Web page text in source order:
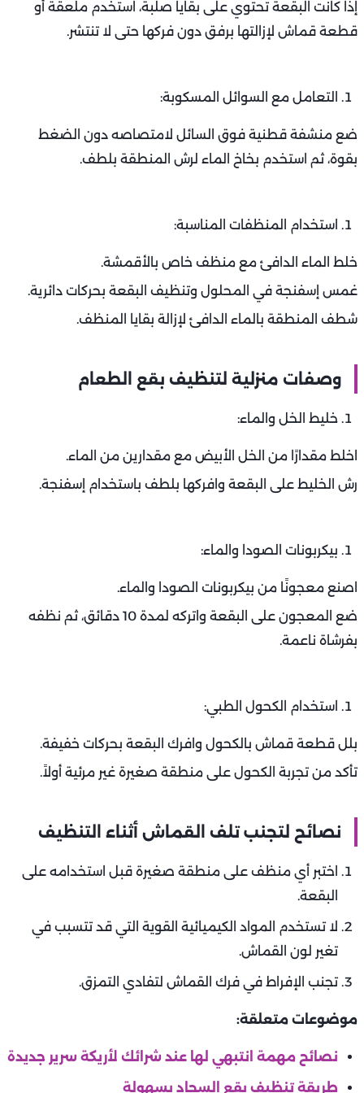
إذا كانت البقعة تحتوي على بقايا صلبة، استخدم ملعقة أو
قطعة قماش لإزالتها برفق دون فركها حتى لا تنتشر.
التعامل مع السوائل المسكوبة:
ضع منشفة قطنية فوق السائل لامتصاصه دون الضغط
بقوة، ثم استخدم بخاخ الماء لرش المنطقة بلطف.
استخدام المنظفات المناسبة:
خلط الماء الدافئ مع منظف خاص بالأقمشة.
غمس إسفنجة في المحلول وتنظيف البقعة بحركات دائرية.
شطف المنطقة بالماء الدافئ لإزالة بقايا المنظف.
وصفات منزلية لتنظيف بقع الطعام
خليط الخل والماء:
اخلط مقدارًا من الخل الأبيض مع مقدارين من الماء.
رش الخليط على البقعة وافركها بلطف باستخدام إسفنجة.
بيكربونات الصودا والماء:
اصنع معجونًا من بيكربونات الصودا والماء.
ضع المعجون على البقعة واتركه لمدة 10 دقائق، ثم نظفه
بفرشاة ناعمة.
استخدام الكحول الطبي:
بلل قطعة قماش بالكحول وافرك البقعة بحركات خفيفة.
تأكد من تجربة الكحول على منطقة صغيرة غير مرئية أولاً.
نصائح لتجنب تلف القماش أثناء التنظيف
اختبر أي منظف على منطقة صغيرة قبل استخدامه على
البقعة.
لا تستخدم المواد الكيميائية القوية التي قد تتسبب في
تغير لون القماش.
تجنب الإفراط في فرك القماش لتفادي التمزق.
موضوعات متعلقة:
نصائح مهمة انتبهي لها عند شرائك لأريكة سرير جديدة
طريقة تنظيف بقع السجاد بسهولة